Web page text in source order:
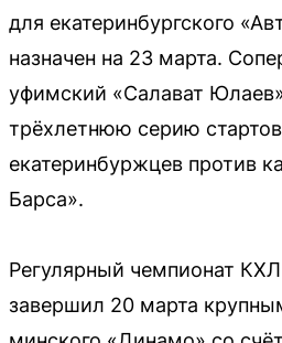
для екатеринбургского
назначен на 23 марта.
уфимский «Салават
трёхлетнюю серию
екатеринбуржцев против
Барса».
Регулярный чемпионат
завершил 20 марта